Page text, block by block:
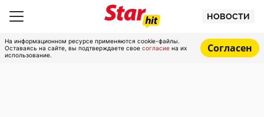
НОВОСТИ
На информационном ресурсе применяются cookie-файлы.
Оставаясь на сайте, вы подтверждаете свое согласие на их
использование.
Согласен